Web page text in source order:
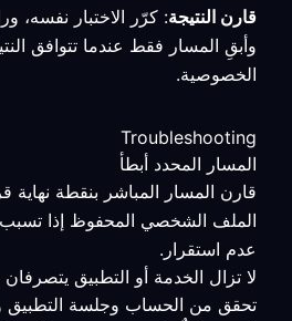
قارن النتيجة: كرّر الاختبار نفسه،
وأبقِ المسار فقط عندما تتوافق
الخصوصية.
Troubleshooting
المسار المحدد أبطأ
قارن المسار المباشر بنقطة نهاية
الملف الشخصي المحفوظ إذا تسبب
عدم استقرار.
لا تزال الخدمة أو التطبيق